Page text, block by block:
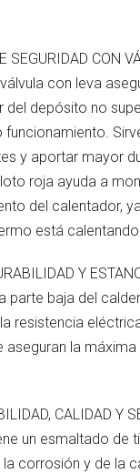
SEGURIDAD CON
válvula con leva
del depósito no
y aportar mayor
roja ayuda a
del calentador,
está
Y
parte baja del
resistencia
aseguran la máxima
CALIDAD Y
un esmaltado de
corrosión y de la